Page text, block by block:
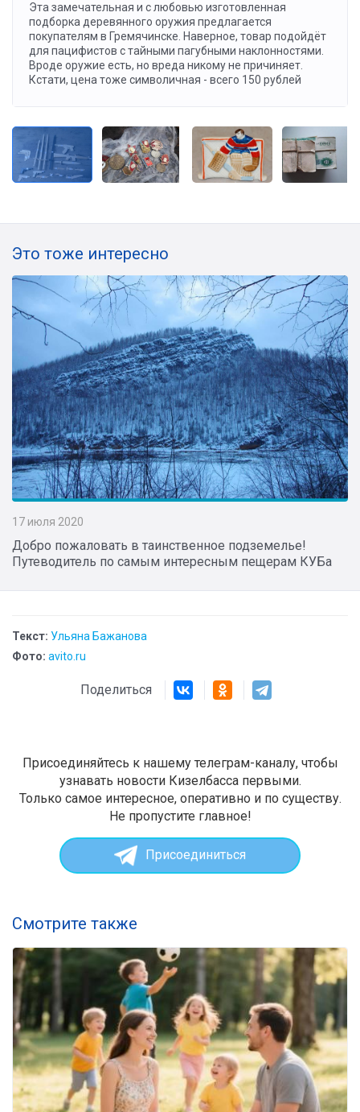
Эта замечательная и с любовью изготовленная
подборка деревянного оружия предлагается
покупателям в Гремячинске. Наверное, товар подойдёт
для пацифистов с тайными пагубными наклонностями.
Вроде оружие есть, но вреда никому не причиняет.
Кстати, цена тоже символичная - всего 150 рублей
Это тоже интересно
17 июля 2020
Добро пожаловать в таинственное подземелье!
Путеводитель по самым интересным пещерам КУБа
Текст: Ульяна Бажанова
Фото: avito.ru
Поделиться
Присоединяйтесь к нашему телеграм-каналу, чтобы
узнавать новости Кизелбасса первыми.
Только самое интересное, оперативно и по существу.
Не пропустите главное!
Присоединиться
Смотрите также